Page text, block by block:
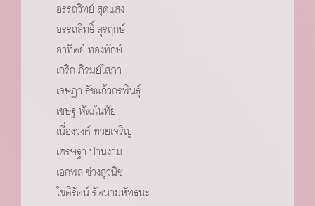
อรรถวิทย์ สุดแสง
อรรถสิทธิ์ สุรฤกษ์
อาทิตย์ ทองทักษ์
เกริก ภิรมย์โสภา
เจษฏา ธัชแก้วกรพินธ์ุ
เชษฐ พัฒโนทัย
เนื่องวงศ์ ทวยเจริญ
เศรษฐา ปานงาม
เอกพล ช่วงสุวนิช
โชติรัตน์ รัตนามหัทธนะ